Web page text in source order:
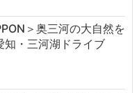
＞奥三河の大自然を
知・三河湖ドライブ